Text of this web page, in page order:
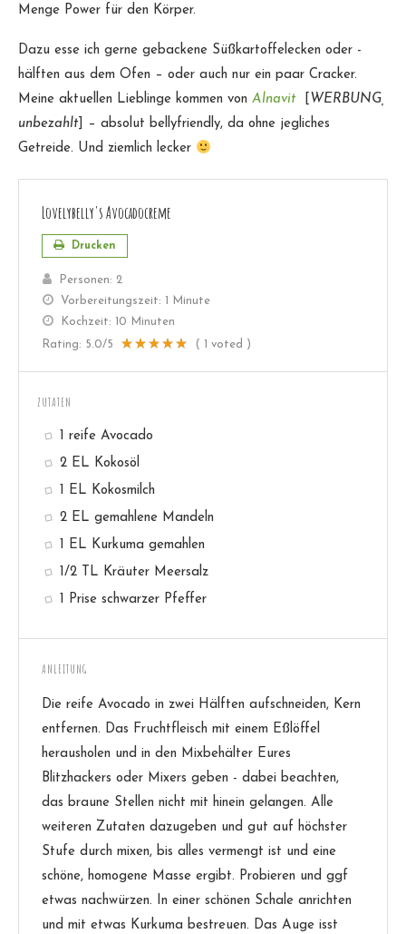
Menge Power für den Körper.
Dazu esse ich gerne gebackene Süßkartoffelecken oder -
hälften aus dem Ofen – oder auch nur ein paar Cracker.
Meine aktuellen Lieblinge kommen von Alnavit[
WERBUNG,
unbezahlt] – absolut bellyfriendly, da ohne jegliches
Getreide. Und ziemlich lecker
Lovelybelly's Avocadocreme
Drucken
Personen: 2
Vorbereitungszeit:
1 Minute
Kochzeit:
10 Minuten
Rating: 5.0/5 ( voted )
ZUTATEN
1 reife Avocado
2 EL Kokosöl
1 EL Kokosmilch
2 EL gemahlene Mandeln
1 EL Kurkuma gemahlen
1/2 TL Kräuter Meersalz
1 Prise schwarzer Pfeffer
ANLEITUNG
Die reife Avocado in zwei Hälften aufschneiden, Kern
entfernen. Das Fruchtfleisch mit einem Eßlöffel
herausholen und in den Mixbehälter Eures
Blitzhackers oder Mixers geben - dabei beachten,
das braune Stellen nicht mit hinein gelangen. Alle
weiteren Zutaten dazugeben und gut auf höchster
Stufe durch mixen, bis alles vermengt ist und eine
schöne, homogene Masse ergibt. Probieren und ggf
etwas nachwürzen. In einer schönen Schale anrichten
und mit etwas Kurkuma bestreuen. Das Auge isst